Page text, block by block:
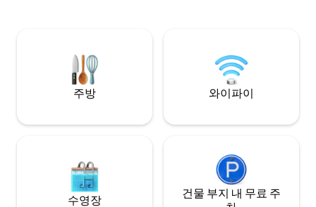
주방 와이파이
수영장
건물 부지 내 무료 주